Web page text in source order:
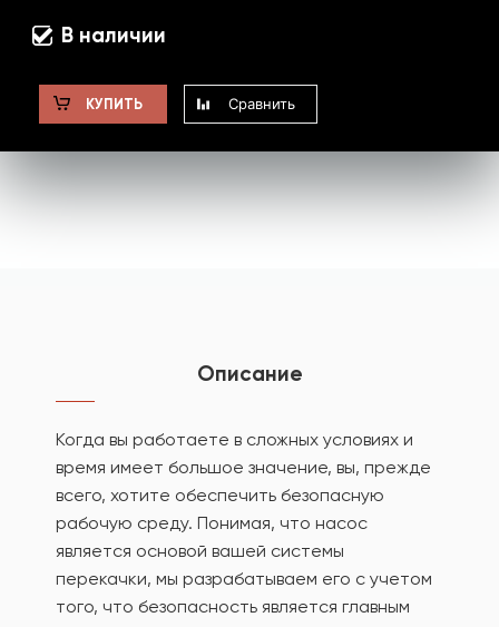
В наличии
КУПИТЬ Сравнить
Описание
Когда вы работаете в сложных условиях и
время имеет большое значение, вы, прежде
всего, хотите обеспечить безопасную
рабочую среду. Понимая, что насос
является основой вашей системы
перекачки, мы разрабатываем его с учетом
того, что безопасность является главным